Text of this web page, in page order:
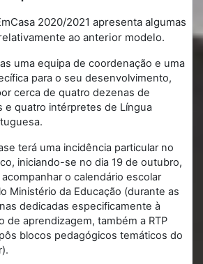
2020/2021 apresenta algumas
ao anterior modelo.
uma equipa de coordenação e uma
para o seu desenvolvimento,
cerca de quatro dezenas de
e quatro intérpretes de Língua
terá uma incidência particular no
iniciando-se no dia 19 de outubro,
o calendário escolar
Ministério da Educação (durante as
dedicadas especificamente à
de aprendizagem, também a RTP
blocos pedagógicos temáticos do